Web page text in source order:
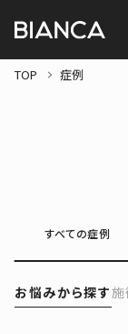
TOP 症例
すべての症例
お悩みから探す